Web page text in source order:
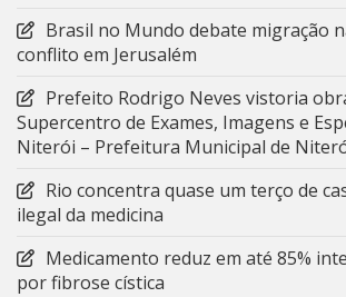
Brasil no Mundo debate migração
conflito em Jerusalém
Prefeito Rodrigo Neves vistoria
Supercentro de Exames, Imagens e
Niterói – Prefeitura Municipal de
Rio concentra quase um terço de
ilegal da medicina
Medicamento reduz em até 85%
por fibrose cística